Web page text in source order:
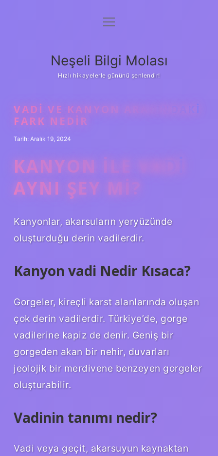
Anasayfa
Yasal Uyarı
menüyü
Neşeli Bilgi Molası
Hızlı hikayelerle gününü şenlendir!
VADI VE KANYON ARASINDAKI
FARK NEDIR
Tarih: Aralık 19, 2024
KANYON ILE VADI
AYNI ŞEY MI?
Kanyonlar, akarsuların yeryüzünde
oluşturduğu derin vadilerdir.
Kanyon vadi Nedir Kısaca?
Gorgeler, kireçli karst alanlarında oluşan
çok derin vadilerdir. Türkiye’de, gorge
vadilerine kapiz de denir. Geniş bir
gorgeden akan bir nehir, duvarları
jeolojik bir merdivene benzeyen gorgeler
oluşturabilir.
Vadinin tanımı nedir?
Vadi veya geçit, akarsuyun kaynaktan